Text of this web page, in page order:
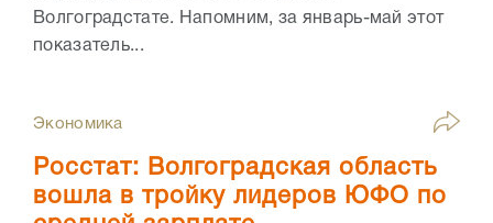
Волгоградстате. Напомним, за январь-май этот
показатель...
Экономика
Росстат: Волгоградская область
вошла в тройку лидеров ЮФО по